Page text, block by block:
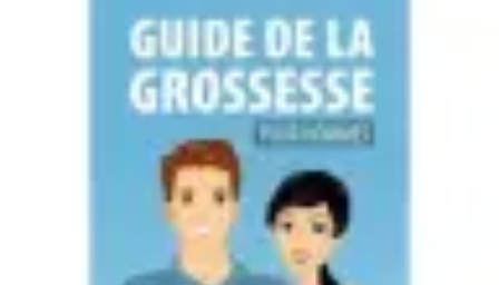
Accompagnement Funéraire
Accompagnement Funéraire
Choix de l'accompagnement
Conseils PratiquesÉvaluation des Services
Accompagnement Funéraire